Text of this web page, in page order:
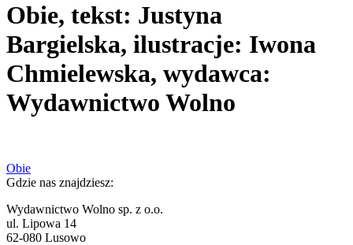
Obie, tekst: Justyna
Bargielska, ilustracje: Iwona
Chmielewska, wydawca:
Wydawnictwo Wolno
Nawigacja
wpisu
Poprzedni
wpis:
Obie
Gdzie nas znajdziesz:
Wydawnictwo Wolno sp. z o.o.
ul. Lipowa 14
62-080 Lusowo